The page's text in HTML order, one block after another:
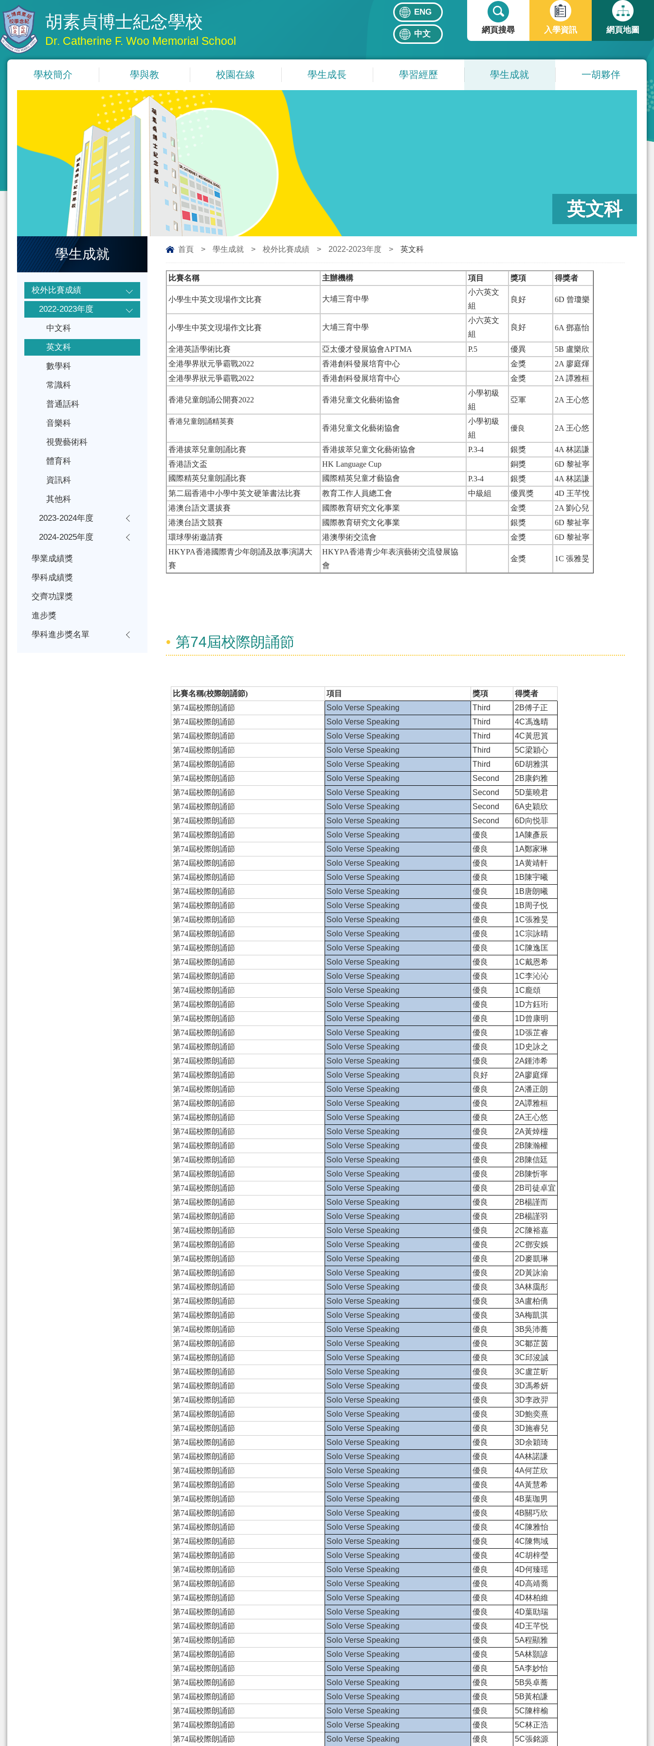
胡素貞博士紀念學校
Dr. Catherine F. Woo Memorial School
ENG
中文
搜
尋
表
單
網頁搜尋
入學資訊 網頁地圖
學校簡介 學與教 校園在線 學生成長 學習經歷 學生成就 一胡夥伴
英文科
首頁 > 學生成就 > 校外比賽成績 > 2022-2023年度 > 英文科
比賽名稱 主辦機構 項目 獎項 得獎者
小學生中英文現場作文比賽 大埔三育中學
小六英文
組
良好 6D 曾瓊樂
小學生中英文現場作文比賽 大埔三育中學
小六英文
組
良好 6A 鄧嘉怡
全港英語學術比賽 亞太優才發展協會APTMA P.5 優異
5B 盧樂欣
全港學界狀元爭霸戰2022
香港創科發展培育中心 金獎
2A 廖庭煇
全港學界狀元爭霸戰2022
香港創科發展培育中心 金獎 2A 譚雅桓
香港兒童朗誦公開賽2022 香港兒童文化藝術協會
小學初級
組
亞軍 2A 王心悠
香港兒童朗誦精英賽
香港兒童文化藝術協會
小學初級
組
優良 2A 王心悠
香港拔萃兒童朗誦比賽 香港拔萃兒童文化藝術協會 P.3-4 銀獎
4A 林諾謙
香港語文盃
HK Language Cup 銅獎 6D 黎祉寧
國際精英兒童朗誦比賽 國際精英兒童才藝協會 P.3-4 銀獎
4A 林諾謙
第二屆香港中小學中英文硬筆書法比賽
教育工作人員總工會 中級組 優異獎
4D 王芊悅
港澳台語文選拔賽
國際教育研究文化事業 金獎
2A 劉心兒
港澳台語文競賽
國際教育研究文化事業 銀獎
6D 黎祉寧
環球學術邀請賽
港澳學術交流會 金獎
6D 黎祉寧
HKYPA香港國際青少年朗誦及故事演講大
賽
HKYPA香港青少年表演藝術交流發展協
會
金獎 1C 張雅旻
第74屆校際朗誦節
比賽名稱(校際朗誦節) 項目 獎項
得獎者
第74屆校際朗誦節
Solo Verse Speaking Third
2B傅子正
第74屆校際朗誦節
Solo Verse Speaking Third
4C馮逸晴
第74屆校際朗誦節
Solo Verse Speaking Third
4C黃思篔
第74屆校際朗誦節
Solo Verse Speaking Third
5C梁穎心
第74屆校際朗誦節
Solo Verse Speaking Third
6D胡雅淇
第74屆校際朗誦節
Solo Verse Speaking Second
2B康鈞雅
第74屆校際朗誦節
Solo Verse Speaking Second
5D葉曉君
第74屆校際朗誦節
Solo Verse Speaking Second
6A史穎欣
第74屆校際朗誦節
Solo Verse Speaking Second
6D向悦菲
第74屆校際朗誦節
Solo Verse Speaking 優良
1A陳彥辰
第74屆校際朗誦節
Solo Verse Speaking 優良
1A鄭家琳
第74屆校際朗誦節
Solo Verse Speaking 優良
1A黄靖軒
第74屆校際朗誦節
Solo Verse Speaking 優良
1B陳宇曦
第74屆校際朗誦節
Solo Verse Speaking 優良
1B唐朗曦
第74屆校際朗誦節
Solo Verse Speaking 優良
1B周子悦
第74屆校際朗誦節
Solo Verse Speaking 優良
1C張雅旻
第74屆校際朗誦節
Solo Verse Speaking 優良
1C宗詠晴
第74屆校際朗誦節
Solo Verse Speaking 優良
1C陳逸匡
第74屆校際朗誦節
Solo Verse Speaking 優良
1C戴恩希
第74屆校際朗誦節
Solo Verse Speaking 優良
1C李沁沁
第74屆校際朗誦節
Solo Verse Speaking 優良
1C龐頌
第74屆校際朗誦節
Solo Verse Speaking 優良
1D方鈺珩
第74屆校際朗誦節
Solo Verse Speaking 優良
1D曾康明
第74屆校際朗誦節
Solo Verse Speaking 優良
1D張芷睿
第74屆校際朗誦節
Solo Verse Speaking 優良
1D史詠之
第74屆校際朗誦節
Solo Verse Speaking 優良
2A鍾沛希
第74屆校際朗誦節
Solo Verse Speaking 良好
2A廖庭煇
第74屆校際朗誦節
Solo Verse Speaking 優良
2A潘正朗
第74屆校際朗誦節
Solo Verse Speaking 優良
2A譚雅桓
第74屆校際朗誦節
Solo Verse Speaking 優良
2A王心悠
第74屆校際朗誦節
Solo Verse Speaking 優良
2A黃焯欞
第74屆校際朗誦節
Solo Verse Speaking 優良
2B陳瀚權
第74屆校際朗誦節
Solo Verse Speaking 優良
2B陳信廷
第74屆校際朗誦節
Solo Verse Speaking 優良
2B陳忻寧
第74屆校際朗誦節
Solo Verse Speaking 優良
2B司徒卓宜
第74屆校際朗誦節
Solo Verse Speaking 優良
2B楊謹而
第74屆校際朗誦節
Solo Verse Speaking 優良
2B楊謹羽
第74屆校際朗誦節
Solo Verse Speaking 優良
2C陳裕嘉
第74屆校際朗誦節
Solo Verse Speaking 優良
2C鄧安娛
第74屆校際朗誦節
Solo Verse Speaking 優良
2D麥凱琳
第74屆校際朗誦節
Solo Verse Speaking 優良
2D黃詠渝
第74屆校際朗誦節
Solo Verse Speaking 優良
3A林靄彤
第74屆校際朗誦節
Solo Verse Speaking 優良
3A盧柏僑
第74屆校際朗誦節
Solo Verse Speaking 優良
3A梅凱淇
第74屆校際朗誦節
Solo Verse Speaking 優良
3B吳沛蕎
第74屆校際朗誦節
Solo Verse Speaking 優良
3C鄒芷茵
第74屆校際朗誦節
Solo Verse Speaking 優良
3C邱浚誠
第74屆校際朗誦節
Solo Verse Speaking 優良
3C盧芷昕
第74屆校際朗誦節
Solo Verse Speaking 優良
3D馮希妍
第74屆校際朗誦節
Solo Verse Speaking 優良
3D李政羿
第74屆校際朗誦節
Solo Verse Speaking 優良
3D鮑奕熹
第74屆校際朗誦節
Solo Verse Speaking 優良
3D施睿兒
第74屆校際朗誦節
Solo Verse Speaking 優良
3D余穎琦
第74屆校際朗誦節
Solo Verse Speaking 優良
4A林諾謙
第74屆校際朗誦節
Solo Verse Speaking 優良
4A何芷欣
第74屆校際朗誦節
Solo Verse Speaking 優良
4A黃慧希
第74屆校際朗誦節
Solo Verse Speaking 優良
4B葉珈男
第74屆校際朗誦節
Solo Verse Speaking 優良
4B關巧欣
第74屆校際朗誦節
Solo Verse Speaking 優良
4C陳雅怡
第74屆校際朗誦節
Solo Verse Speaking 優良
4C陳雋域
第74屆校際朗誦節
Solo Verse Speaking 優良
4C胡梓瑩
第74屆校際朗誦節
Solo Verse Speaking 優良
4D何臻瑶
第74屆校際朗誦節
Solo Verse Speaking 優良
4D高靖喬
第74屆校際朗誦節
Solo Verse Speaking 優良
4D林柏維
第74屆校際朗誦節
Solo Verse Speaking 優良
4D葉劻瑞
第74屆校際朗誦節
Solo Verse Speaking 優良
4D王芊悦
第74屆校際朗誦節
Solo Verse Speaking 優良
5A程顯雅
第74屆校際朗誦節
Solo Verse Speaking 優良
5A林顥諺
第74屆校際朗誦節
Solo Verse Speaking 優良
5A李妙怡
第74屆校際朗誦節
Solo Verse Speaking 優良
5B吳卓蕎
第74屆校際朗誦節
Solo Verse Speaking 優良
5B黃柏謙
第74屆校際朗誦節
Solo Verse Speaking 優良
5C陳梓榆
第74屆校際朗誦節
Solo Verse Speaking 優良
5C林正浩
第74屆校際朗誦節
Solo Verse Speaking 優良 5C張銘源
學生成就
校外比賽成績
2022-2023年度
中文科
英文科
數學科
常識科
普通話科
音樂科
視覺藝術科
體育科
資訊科
其他科
2023-2024年度
2024-2025年度
學業成績獎
學科成績獎
交齊功課獎
進步獎
學科進步獎名單